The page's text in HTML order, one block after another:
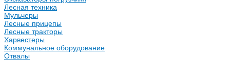
Лесная техника
Мульчеры
Лесные прицепы
Лесные тракторы
Харвестеры
Коммунальное оборудование
Отвалы